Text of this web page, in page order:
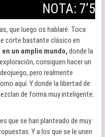
NOTA: 7’5
que luego os hablaré. Toca
corte bastante clásico en
un amplio mundo, donde la
consiguen hacer un
pero realmente
aquí. Y donde la libertad de
de forma muy inteligente.
que se han planteado de muy
Y a los que se le unen